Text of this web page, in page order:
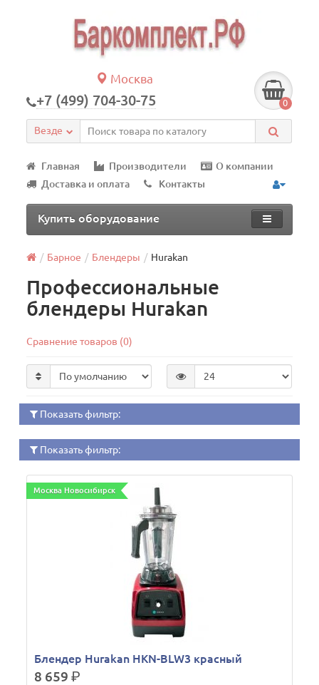
Москва
+7 (499) 704-30-75 0
Везде
Главная Производители
О компании
Доставка и оплата
Контакты
Купить оборудование
Барное Блендеры Hurakan
Профессиональные
блендеры Hurakan
Сравнение товаров (0)
Показать фильтр:
Показать фильтр:
Москва Новосибирск
Блендер Hurakan HKN-BLW3 красный
8 659р.